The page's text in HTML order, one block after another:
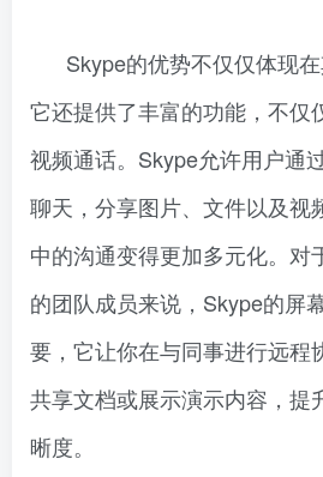
Skype的优势不仅仅体现在
它还提供了丰富的功能，不仅
视频通话。Skype允许用户通
聊天，分享图片、文件以及视
中的沟通变得更加多元化。对
的团队成员来说，Skype的屏
要，它让你在与同事进行远程
共享文档或展示演示内容，提
晰度。